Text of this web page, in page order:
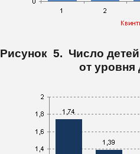
Рисунок 5. Число
от уровня